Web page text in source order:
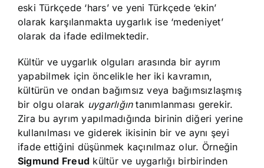
eski Türkçede ‘hars’ ve yeni Türkçede ‘ekin’
olarak karşılanmakta uygarlık ise ‘medeniyet’
olarak da ifade edilmektedir.
Kültür ve uygarlık olguları arasında bir ayrım
yapabilmek için öncelikle her iki kavramın,
kültürün ve ondan bağımsız veya bağımsızlaşmış
bir olgu olarak uygarlığıntanımlanması gerekir.
Zira bu ayrım yapılmadığında birinin diğeri yerine
kullanılması ve giderek ikisinin bir ve aynı şeyi
ifade ettiğini düşünmek kaçınılmaz olur. Örneğin
Sigmund Freud kültür ve uygarlığı birbirinden